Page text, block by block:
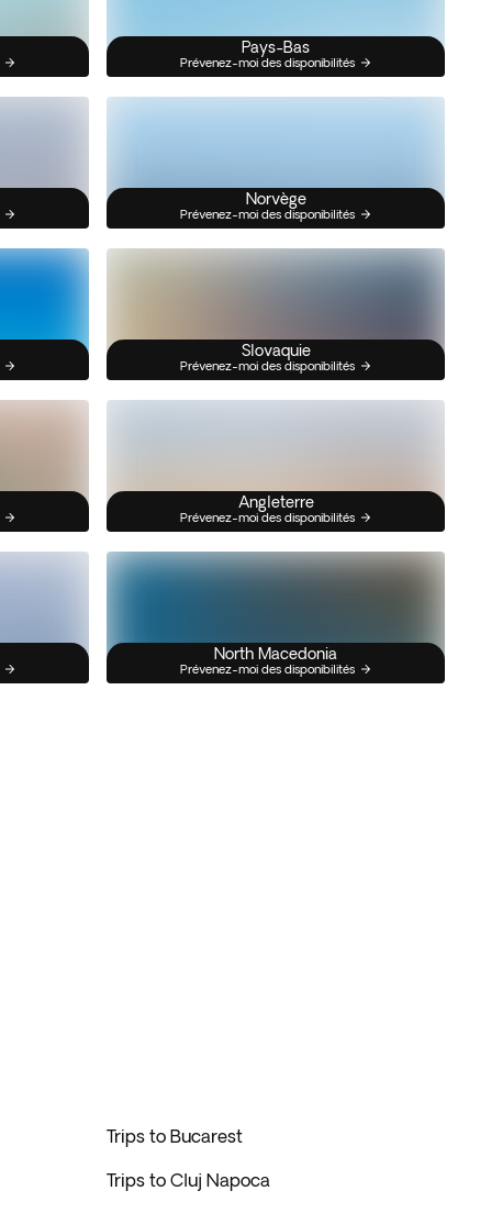
Pays-Bas
Prévenez-moi des disponibilités
Norvège
Prévenez-moi des disponibilités
Slovaquie
Prévenez-moi des disponibilités
Angleterre
Prévenez-moi des disponibilités
North Macedonia
Prévenez-moi des disponibilités
Trips to Bucarest
Trips to Cluj Napoca